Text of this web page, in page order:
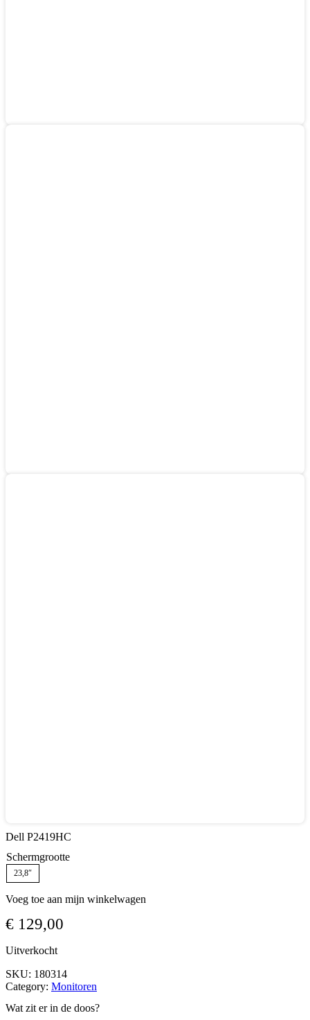
Dell P2419HC
Schermgrootte
23,8″
Voeg toe aan mijn winkelwagen
€ 129,00
Uitverkocht
SKU: 180314
Category: Monitoren
Wat zit er in de doos?